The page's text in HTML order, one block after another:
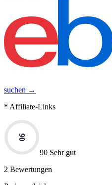
suchen →
* Affiliate-Links
90
90 Sehr gut
2 Bewertungen